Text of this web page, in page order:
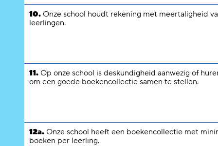
10. Onze school houdt rekening met meertaligheid
leerlingen.
11. Op onze school is deskundigheid aanwezig of
om een goede boekencollectie samen te stellen.
12a. Onze school heeft een boekencollectie met
boeken per leerling.